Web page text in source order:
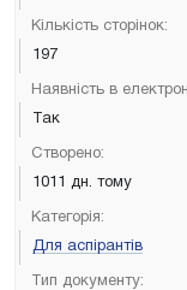
Кількість сторінок:
197
Наявність в
Так
Створено:
1011 дн. тому
Категорія:
Для аспірантів
Тип документу: